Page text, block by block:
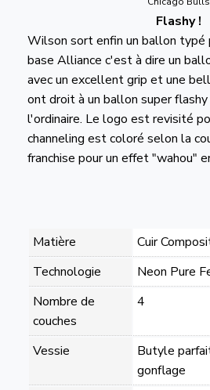
Flashy !
Wilson sort enfin un ballon typé
base Alliance c'est à dire un
avec un excellent grip et une
ont droit à un ballon super
l'ordinaire. Le logo est revisité
channeling est coloré selon la
franchise pour un effet "wahou"
Matière
Cuir
Technologie
Neon Pure
Nombre de
couches
4
Vessie
Butyle
gonflage